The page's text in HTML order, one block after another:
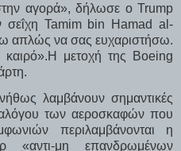
αγορά», δήλωσε ο Trump
σεΐχη Tamim bin Hamad al-
απλώς να σας ευχαριστήσω.
καιρό».Η μετοχή της Boeing
λαμβάνουν σημαντικές
των αεροσκαφών που
περιλαμβάνονται η
μη επανδρωμένων